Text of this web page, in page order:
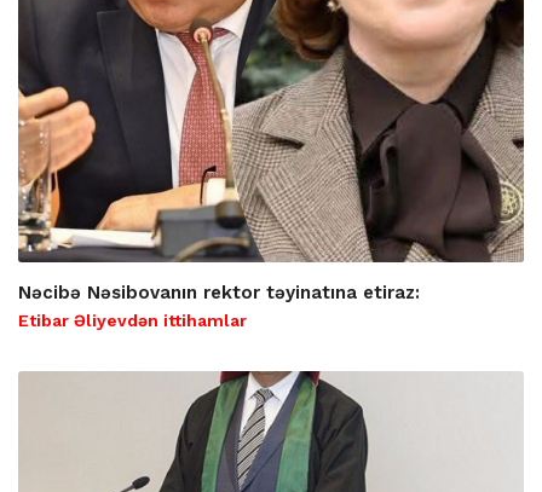
Nəcibə Nəsibovanın rektor təyinatına etiraz:
Etibar Əliyevdən ittihamlar